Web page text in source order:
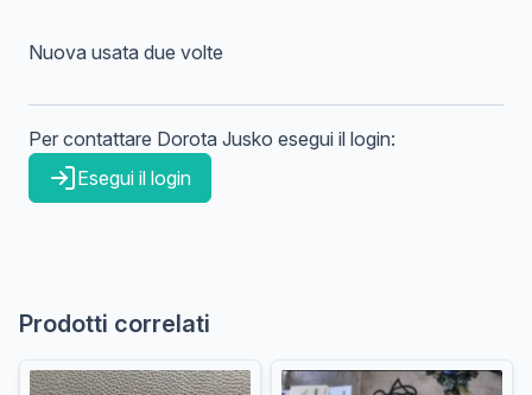
Nuova usata due volte
Per contattare Dorota Jusko esegui il login:
Esegui il login
Prodotti correlati